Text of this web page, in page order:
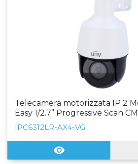
Telecamera motorizzata IP 2
Easy 1/2.7” Progressive Scan
2.8~12mm (4X) | IR 50 m Audio,
Software CMS, Smartphone e
IPC6312LR-AX4-VG